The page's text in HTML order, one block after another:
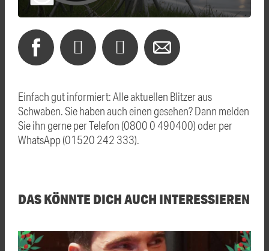
Einfach gut informiert: Alle aktuellen Blitzer aus
Schwaben. Sie haben auch einen gesehen? Dann melden
Sie ihn gerne per Telefon (0800 0 490400) oder per
WhatsApp (01520 242 333).
DAS KÖNNTE DICH AUCH INTERESSIEREN